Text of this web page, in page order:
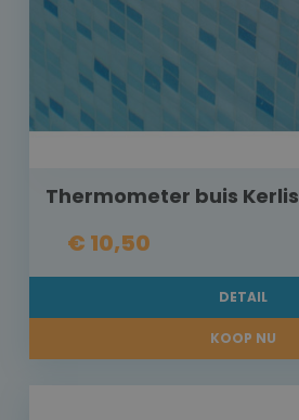
Thermometer buis Kerlis
€ 10,50
DETAIL
KOOP NU